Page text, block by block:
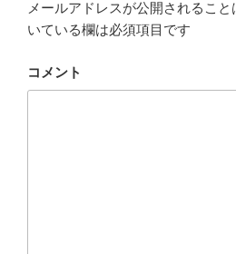
メールアドレスが公開されること
いている欄は必須項目です
コメント